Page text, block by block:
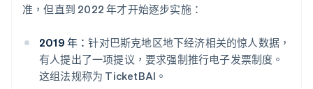
准，但直到 2022 年才开始逐步实施：
2019 年：针对巴斯克地区地下经济相关的惊人数据，
有人提出了一项提议，要求强制推行电子发票制度。
这组法规称为 TicketBAI。